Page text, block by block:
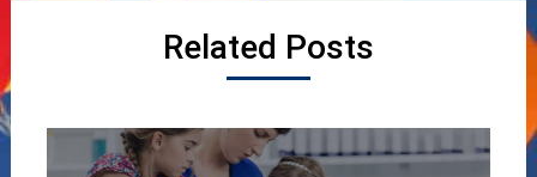
Related Posts